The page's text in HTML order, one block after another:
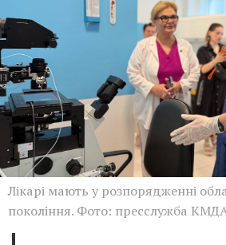
Лікарі мають у розпорядженні
покоління. Фото: пресслужба